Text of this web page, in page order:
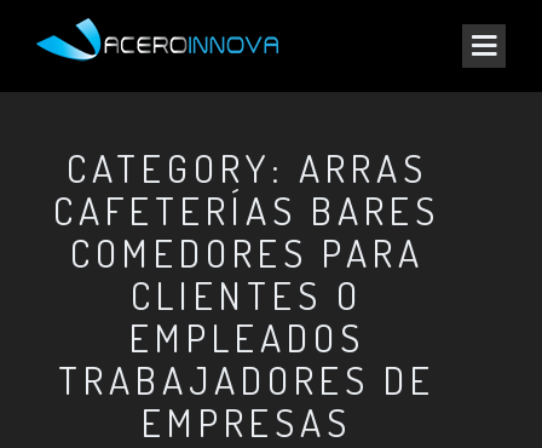
CATEGORY: ARRAS
CAFETERÍAS BARES
COMEDORES PARA
CLIENTES O
EMPLEADOS
TRABAJADORES DE
EMPRESAS